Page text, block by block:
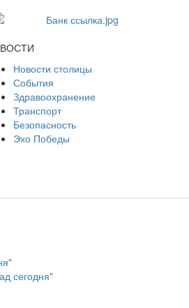
Новости столицы
События
Здравоохранение
Транспорт
Безопасность
Эхо Победы
сегодня"